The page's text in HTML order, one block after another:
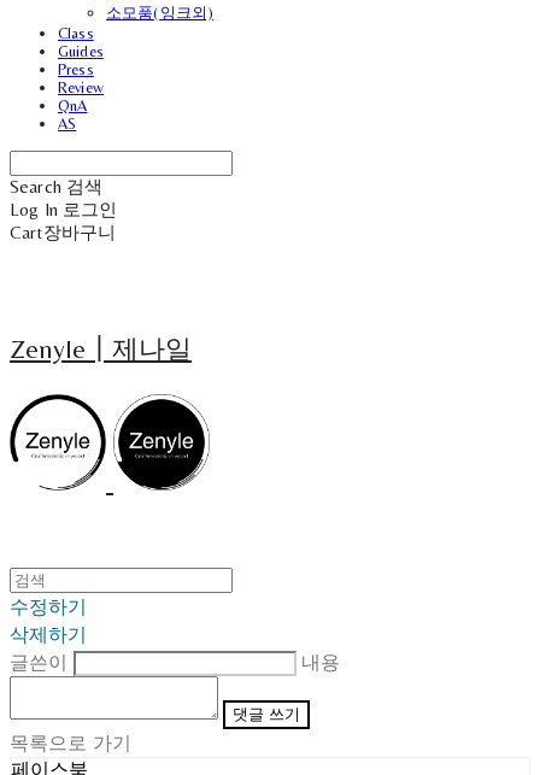
소모품(잉크외)
Class
Guides
Press
Review
QnA
AS
Search 검색
Log In 로그인
Cart장바구니
Zenyle┃제나일
수정하기
삭제하기
글쓴이
내용
댓글 쓰기
목록으로 가기
페이스북